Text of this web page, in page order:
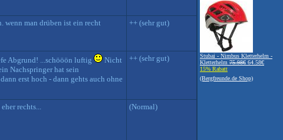
wenn man drüben ist ein recht
++ (sehr gut)
Abgrund! ...schööön luftig
Nicht
Nachspringer hat sein
erst hoch - dann gehts auch ohne
++ (sehr gut)
rechts... (Normal)
Stubai - Nimbus Kletterhelm -
Kletterhelm 75.98€ 64.58€
15% Rabatt
(Bergfreunde.de Shop)